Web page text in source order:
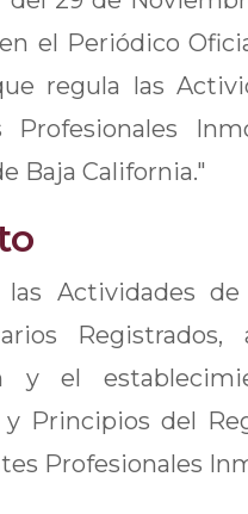
el Periódico
regula las
Profesionales
Baja California."
las Actividades
y el
y Principios del
Profesionales